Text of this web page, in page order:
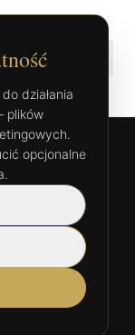
działania
plików
opcjonalne
relaksie
manualne